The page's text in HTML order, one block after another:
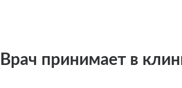
Врач принимает в